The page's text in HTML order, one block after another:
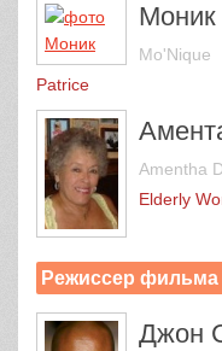
Моник
Mo'Nique
Patrice
Amentha
Elderly
Режиссер
Джон